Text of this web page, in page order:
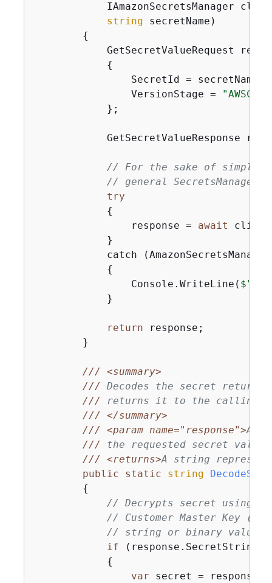
IAmazonSecretsManager
string secretName )
{
GetSecretValueRequest
{
                SecretId = secretName,
                VersionStage =
            };
GetSecretValueResponse
// For the sake of
// general SecretsManager
try
{
                response =
await
            }
catch
{
                Console.WriteLine(
            }
return response;
        }
///
<summary>
/// Decodes the secret
/// returns it to the calling
///
</summary>
///
<param name="response">A
/// the requested secret value
///
<returns>A string
public
static string
{
// Decrypts secret using the
// Customer Master Key
// string or binary value,
if (response.SecretString
{
var secret =